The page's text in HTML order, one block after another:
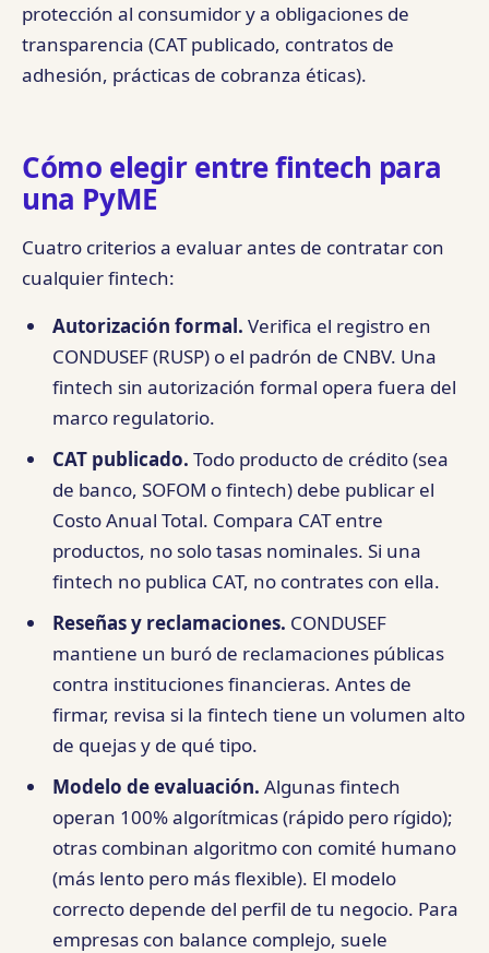
protección al consumidor y a obligaciones de
transparencia (CAT publicado, contratos de
adhesión, prácticas de cobranza éticas).
Cómo elegir entre fintech para
una PyME
Cuatro criterios a evaluar antes de contratar con
cualquier fintech:
Autorización formal. Verifica el registro en
CONDUSEF (RUSP) o el padrón de CNBV. Una
fintech sin autorización formal opera fuera del
marco regulatorio.
CAT publicado. Todo producto de crédito (sea
de banco, SOFOM o fintech) debe publicar el
Costo Anual Total. Compara CAT entre
productos, no solo tasas nominales. Si una
fintech no publica CAT, no contrates con ella.
Reseñas y reclamaciones. CONDUSEF
mantiene un buró de reclamaciones públicas
contra instituciones financieras. Antes de
firmar, revisa si la fintech tiene un volumen alto
de quejas y de qué tipo.
Modelo de evaluación. Algunas fintech
operan 100% algorítmicas (rápido pero rígido);
otras combinan algoritmo con comité humano
(más lento pero más flexible). El modelo
correcto depende del perfil de tu negocio. Para
empresas con balance complejo, suele